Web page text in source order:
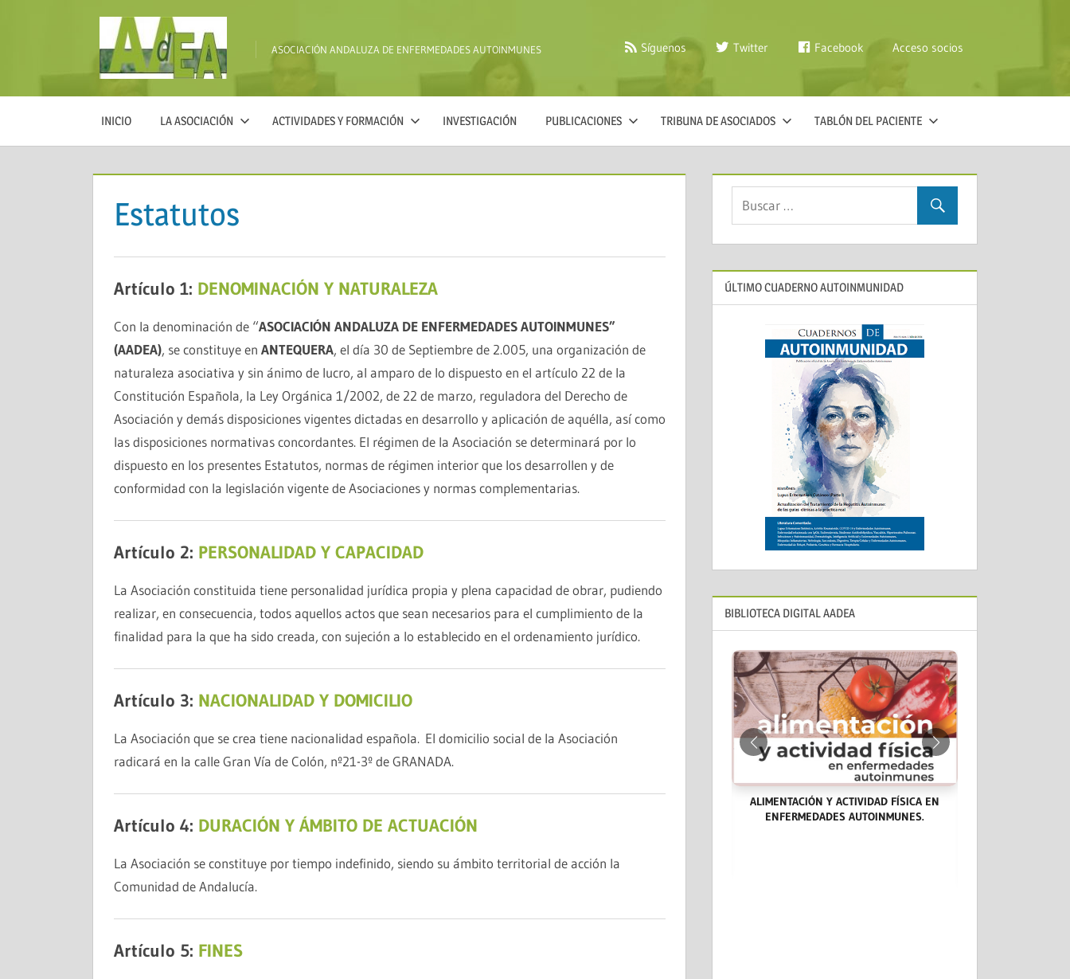
AADEA
ASOCIACIÓN ANDALUZA DE ENFERMEDADES AUTOINMUNES Síguenos Twitter Facebook Acceso socios
INICIO LA ASOCIACIÓN ACTIVIDADES Y FORMACIÓN INVESTIGACIÓN PUBLICACIONES TRIBUNA DE ASOCIADOS TABLÓN DEL PACIENTE
Estatutos
Artículo 1: DENOMINACIÓN Y NATURALEZA
Con la denominación de “ASOCIACIÓN ANDALUZA DE ENFERMEDADES AUTOINMUNES”
(AADEA), se constituye en ANTEQUERA, el día 30 de Septiembre de 2.005, una organización de
naturaleza asociativa y sin ánimo de lucro, al amparo de lo dispuesto en el artículo 22 de la
Constitución Española, la Ley Orgánica 1/2002, de 22 de marzo, reguladora del Derecho de
Asociación y demás disposiciones vigentes dictadas en desarrollo y aplicación de aquélla, así como
las disposiciones normativas concordantes. El régimen de la Asociación se determinará por lo
dispuesto en los presentes Estatutos, normas de régimen interior que los desarrollen y de
conformidad con la legislación vigente de Asociaciones y normas complementarias.
Artículo 2: PERSONALIDAD Y CAPACIDAD
La Asociación constituida tiene personalidad jurídica propia y plena capacidad de obrar, pudiendo
realizar, en consecuencia, todos aquellos actos que sean necesarios para el cumplimiento de la
finalidad para la que ha sido creada, con sujeción a lo establecido en el ordenamiento jurídico.
Artículo 3: NACIONALIDAD Y DOMICILIO
La Asociación que se crea tiene nacionalidad española. El domicilio social de la Asociación
radicará en la calle Gran Vía de Colón, nº21-3º de GRANADA.
Artículo 4: DURACIÓN Y ÁMBITO DE ACTUACIÓN
La Asociación se constituye por tiempo indefinido, siendo su ámbito territorial de acción la
Comunidad de Andalucía.
Artículo 5: FINES
ÚLTIMO CUADERNO AUTOINMUNIDAD
BIBLIOTECA DIGITAL AADEA
ALIMENTACIÓN Y ACTIVIDAD FÍSICA EN
ENFERMEDADES AUTOINMUNES.